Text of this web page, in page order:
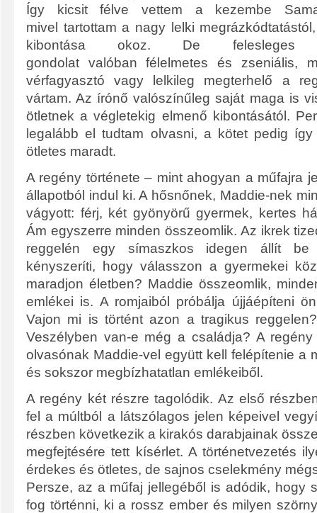
Így kicsit félve vettem a kezembe
mivel tartottam a nagy lelki
kibontása okoz. De
gondolat valóban félelmetes és zseniális,
vérfagyasztó vagy lelkileg megterhelő a
vártam. Az írónő valószínűleg saját maga is
ötletnek a végletekig elmenő kibontásától.
legalább el tudtam olvasni, a kötet pedig
ötletes maradt.
A regény története – mint ahogyan a műfajra
állapotból indul ki. A hősnőnek, Maddie-nek
vágyott: férj, két gyönyörű gyermek, kertes
Ám egyszerre minden összeomlik. Az ikrek
reggelén egy símaszkos idegen állít
kényszeríti, hogy válasszon a gyermekei
maradjon életben? Maddie összeomlik,
emlékei is. A romjaiból próbálja újjáépíteni
Vajon mi is történt azon a tragikus
Veszélyben van-e még a családja? A
olvasónak Maddie-vel együtt kell felépítenie a
és sokszor megbízhatatlan emlékeiből.
A regény két részre tagolódik. Az első
fel a múltból a látszólagos jelen képeivel
részben következik a kirakós darabjainak
megfejtésére tett kísérlet. A történetvezetés
érdekes és ötletes, de sajnos cselekmény
Persze, az a műfaj jellegéből is adódik, hogy
fog történni, ki a rossz ember és milyen